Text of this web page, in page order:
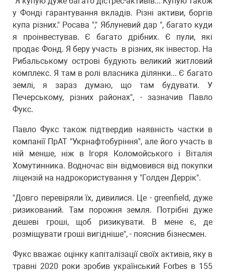
у Фонді гарантування вкладів. Різні активи, боргів
купа різних." Росава "," Яблуневий дар ", багато куди
я проінвестував. Є багато дрібних. Є пули, які
продає Фонд. Я беру участь в різних, як інвестор. На
Рибальському острові будують великий житловий
комплекс. Я там в ролі власника ділянки... Є багато
землі, я зараз думаю, що там будувати. У
Печерському, різних районах", - зазначив Павло
Фукс.
Павло Фукс також підтвердив наявність частки в
компанії ПрАТ "Укрнафтобуріння", але його участь в
ній менше, ніж в Ігоря Коломойського і Віталія
Хомутинника. Водночас він відмовився від покупки
ліцензій на надрокористування у "Голден Деррік".
"Довго перевіряли їх, дивилися. Це - greenfield, дуже
ризикований. Там порожня земля. Потрібні дуже
дешеві гроші, щоб ризикувати. В мене є, де
розміщувати гроші вигідніше", - пояснив бізнесмен.
Фукс вважає оцінку капіталізації своїх активів, яку в
травні 2020 роки зробив український Forbes в 155